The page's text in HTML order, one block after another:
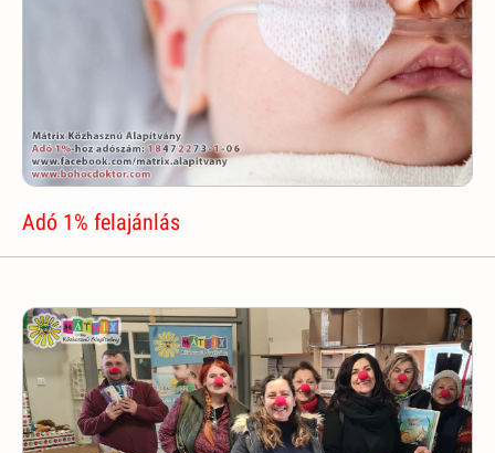
Adó 1% felajánlás